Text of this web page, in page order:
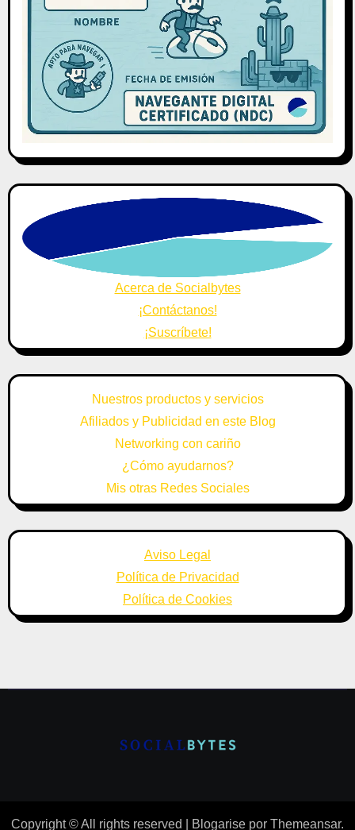
Acerca de Socialbytes
¡Contáctanos!
¡Suscríbete!
Nuestros productos y servicios
Afiliados y Publicidad en este Blog
Networking con cariño
¿Cómo ayudarnos?
Mis otras Redes Sociales
Aviso Legal
Política de Privacidad
Política de Cookies
Copyright © All rights reserved Blogarise por Themeansar.